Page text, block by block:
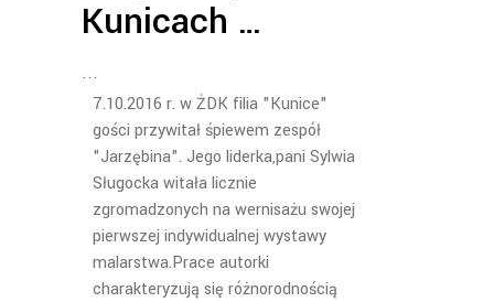
Kunicach …
7.10.2016 r. w ŻDK filia "Kunice"
gości przywitał śpiewem zespół
"Jarzębina". Jego liderka,pani Sylwia
Sługocka witała licznie
zgromadzonych na wernisażu swojej
pierwszej indywidualnej wystawy
malarstwa.Prace autorki
charakteryzują się różnorodnością